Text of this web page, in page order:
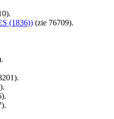
(1836)) (zie 76709).